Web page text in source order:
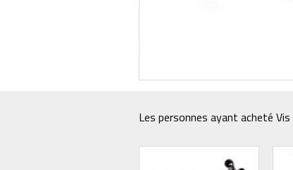
Les personnes ayant acheté